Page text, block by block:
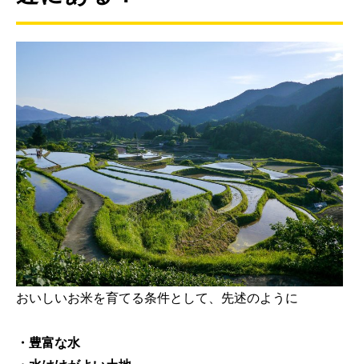
おいしいお米を育てる条件として、先述のように
・豊富な水